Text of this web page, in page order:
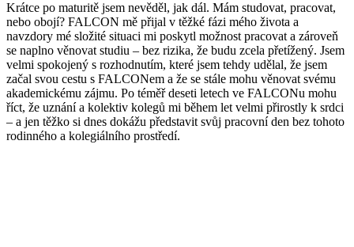
Krátce po maturitě jsem nevěděl, jak dál. Mám studovat, pracovat,
nebo obojí? FALCON mě přijal v těžké fázi mého života a
navzdory mé složité situaci mi poskytl možnost pracovat a zároveň
se naplno věnovat studiu – bez rizika, že budu zcela přetížený. Jsem
velmi spokojený s rozhodnutím, které jsem tehdy udělal, že jsem
začal svou cestu s FALCONem a že se stále mohu věnovat svému
akademickému zájmu. Po téměř deseti letech ve FALCONu mohu
říct, že uznání a kolektiv kolegů mi během let velmi přirostly k srdci
– a jen těžko si dnes dokážu představit svůj pracovní den bez tohoto
rodinného a kolegiálního prostředí.